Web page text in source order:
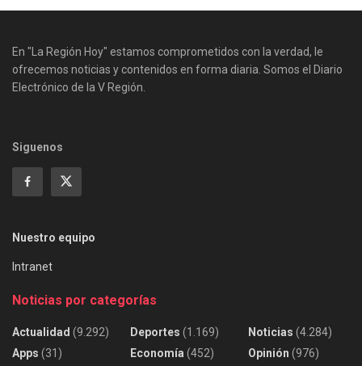
En "La Región Hoy" estamos comprometidos con la verdad, le
ofrecemos noticias y contenidos en forma diaria. Somos el Diario
Electrónico de la V Región.
Siguenos
Nuestro equipo
Intranet
Noticias por categorías
Actualidad (9.292)
Apps (31)
Deportes (1.169)
Economía (452)
Noticias (4.284)
Opinión (976)